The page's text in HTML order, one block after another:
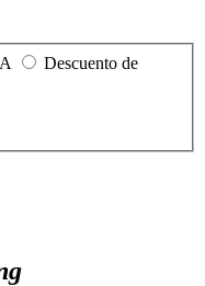
Descuento de